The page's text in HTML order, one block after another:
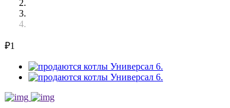
₽1